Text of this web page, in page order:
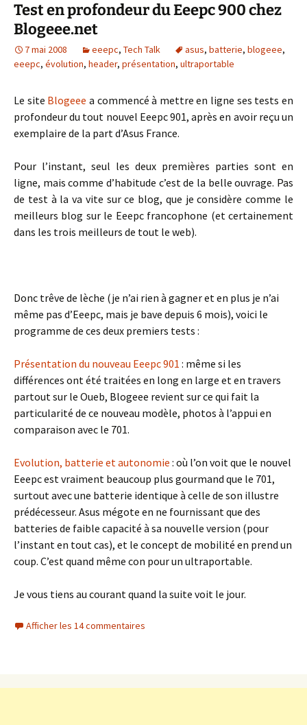
Test en profondeur du Eeepc 900 chez
Blogeee.net
7 mai 2008 eeepc, Tech Talk asus, batterie, blogeee,
eeepc, évolution, header, présentation, ultraportable
Le site Blogeee a commencé à mettre en ligne ses tests en
profondeur du tout nouvel Eeepc 901, après en avoir reçu un
exemplaire de la part d’Asus France.
Pour l’instant, seul les deux premières parties sont en
ligne, mais comme d’habitude c’est de la belle ouvrage. Pas
de test à la va vite sur ce blog, que je considère comme le
meilleurs blog sur le Eeepc francophone (et certainement
dans les trois meilleurs de tout le web).
Donc trêve de lèche (je n’ai rien à gagner et en plus je n’ai
même pas d’Eeepc, mais je bave depuis 6 mois), voici le
programme de ces deux premiers tests :
Présentation du nouveau Eeepc 901 : même si les
différences ont été traitées en long en large et en travers
partout sur le Oueb, Blogeee revient sur ce qui fait la
particularité de ce nouveau modèle, photos à l’appui en
comparaison avec le 701.
Evolution, batterie et autonomie : où l’on voit que le nouvel
Eeepc est vraiment beaucoup plus gourmand que le 701,
surtout avec une batterie identique à celle de son illustre
prédécesseur. Asus mégote en ne fournissant que des
batteries de faible capacité à sa nouvelle version (pour
l’instant en tout cas), et le concept de mobilité en prend un
coup. C’est quand même con pour un ultraportable.
Je vous tiens au courant quand la suite voit le jour.
Afficher les 14 commentaires